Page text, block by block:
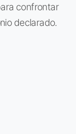
confrontar
declarado.